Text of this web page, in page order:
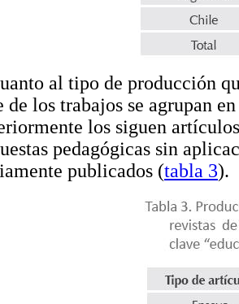
al tipo de producción
de los trabajos se agrupan
los siguen
pedagógicas sin
publicados (tabla 3).